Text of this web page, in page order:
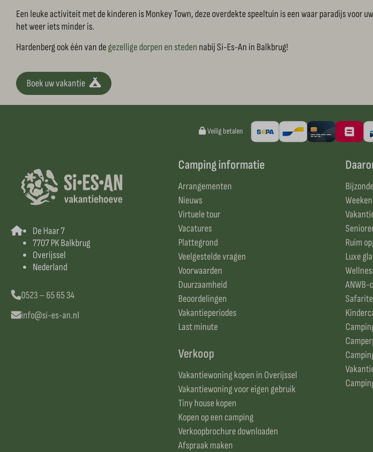
Een leuke activiteit met de kinderen is Monkey Town, deze overdekte speeltuin is een waar paradijs voor
het weer iets minder is.
Hardenberg ook één van de gezellige dorpen en steden nabij Si-Es-An in Balkbrug!
Boek uw vakantie
Veilig betalen
De Haar 7
7707 PK Balkbrug
Overijssel
Nederland
0523 – 65 65 34
info@si-es-an.nl
Camping informatie
Arrangementen
Nieuws
Virtuele tour
Vacatures
Plattegrond
Veelgestelde vragen
Voorwaarden
Duurzaamheid
Beoordelingen
Vakantieperiodes
Last minute
Verkoop
Vakantiewoning kopen in Overijssel
Vakantiewoning voor eigen gebruik
Tiny house kopen
Kopen op een camping
Verkoopbrochure downloaden
Afspraak maken
Ruim
Luxe
ANWB-